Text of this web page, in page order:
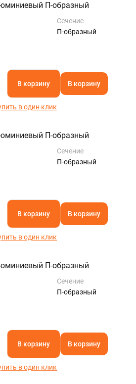
П-образный
Сечение
П-образный
В корзину В корзину
в один клик
П-образный
Сечение
П-образный
В корзину В корзину
в один клик
П-образный
Сечение
П-образный
В корзину В корзину
в один клик